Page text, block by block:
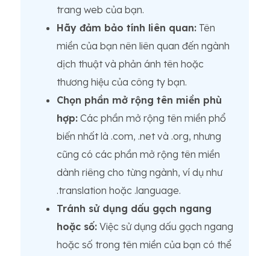
trang web của bạn.
Hãy đảm bảo tính liên quan: Tên
miền của bạn nên liên quan đến ngành
dịch thuật và phản ánh tên hoặc
thương hiệu của công ty bạn.
Chọn phần mở rộng tên miền phù
hợp: Các phần mở rộng tên miền phổ
biến nhất là .com, .net và .org, nhưng
cũng có các phần mở rộng tên miền
dành riêng cho từng ngành, ví dụ như
.translation hoặc .language.
Tránh sử dụng dấu gạch ngang
hoặc số: Việc sử dụng dấu gạch ngang
hoặc số trong tên miền của bạn có thể